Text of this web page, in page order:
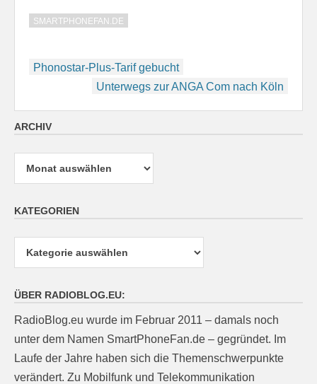
SMARTPHONEFAN.DE
Beitragsnavigation
Phonostar-Plus-Tarif gebucht
Unterwegs zur ANGA Com nach Köln
ARCHIV
Archiv
KATEGORIEN
ÜBER RADIOBLOG.EU:
RadioBlog.eu wurde im Februar 2011 – damals noch
unter dem Namen SmartPhoneFan.de – gegründet. Im
Laufe der Jahre haben sich die Themenschwerpunkte
verändert. Zu Mobilfunk und Telekommunikation